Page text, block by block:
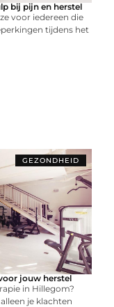
bij pijn en herstel
voor iedereen die
tijdens het
GEZONDHEID
jouw herstel
in Hillegom?
je klachten